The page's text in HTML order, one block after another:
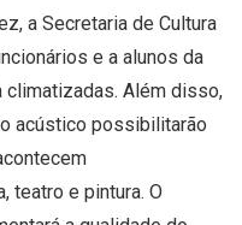
a Secretaria de Cultura
e a alunos da
climatizadas. Além disso,
acústico possibilitarão
teatro e pintura. O